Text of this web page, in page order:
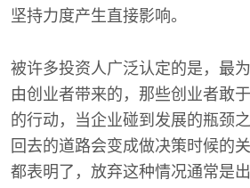
坚持力度产生直接影响。
被许多投资人广泛认定的是，最
由创业者带来的，那些创业者敢
的行动，当企业碰到发展的瓶颈
回去的道路会变成做决策时候的
都表明了，放弃这种情况通常是